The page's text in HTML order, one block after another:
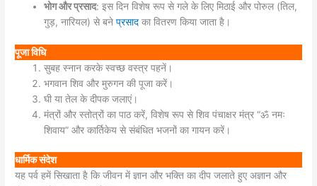
भोग और प्रसाद: इस दिन विशेष रूप से गले के लिए मिठाई और पोरुल (तिल,
गुड़, नारियल) से बनेप्रसादका वितरण किया जाता है।
पूजा विधि
सुबह स्नान करके स्वच्छ वस्त्र पहनें।
भगवान शिव और मुरुगन की पूजा करें।
घी या तेल के दीपक जलाएं।
मंत्रों और स्तोत्रों का पाठ करें, विशेष रूप से शिव पंचाक्षर मंत्र “ॐ नमः
शिवाय” और कार्तिकेय से संबंधित भजनों का गायन करें।
धार्मिक संदेश
यह पर्व हमें सिखाता है कि जीवन में ज्ञान और भक्ति का दीप जलाते हुए अज्ञान और